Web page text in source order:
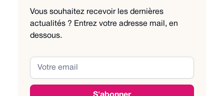
Vous souhaitez recevoir les dernières
actualités ? Entrez votre adresse mail, en
dessous.